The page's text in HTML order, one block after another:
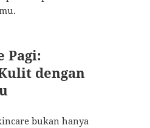
Pagi:
dengan
bukan hanya